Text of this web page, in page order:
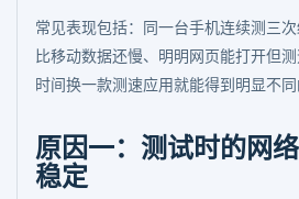
常见表现包括：同一台手机连续测三
比移动数据还慢、明明网页能打开但
时间换一款测速应用就能得到明显不同
原因一：测试时的网
稳定